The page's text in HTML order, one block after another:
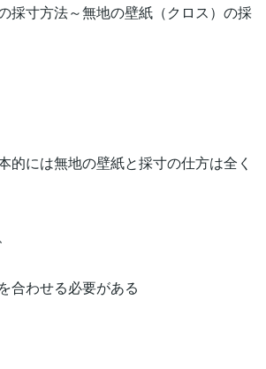
採寸方法～無地の壁紙（クロス）の採
的には無地の壁紙と採寸の仕方は全く
合わせる必要がある